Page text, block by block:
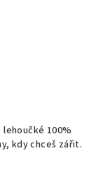
100%
kdy chceš zářit.